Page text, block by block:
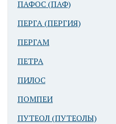
ПАФОС (ПАФ)
ПЕРГА (ПЕРГИЯ)
ПЕРГАМ
ПЕТРА
ПИЛОС
ПОМПЕИ
ПУТЕОЛ (ПУТЕОЛЫ)